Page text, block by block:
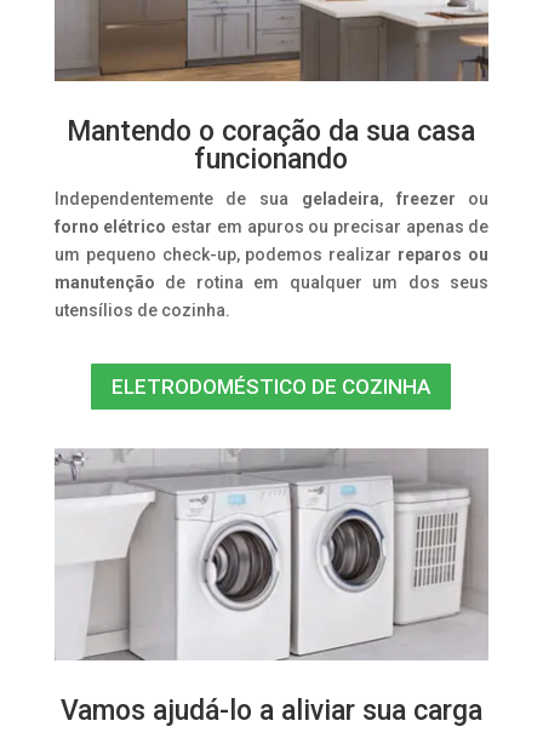
Mantendo o coração da sua casa
funcionando
Independentemente de sua geladeira, freezer ou
forno elétrico estar em apuros ou precisar apenas de
um pequeno check-up, podemos realizar reparos ou
manutenção de rotina em qualquer um dos seus
utensílios de cozinha.
ELETRODOMÉSTICO DE COZINHA
Vamos ajudá-lo a aliviar sua carga